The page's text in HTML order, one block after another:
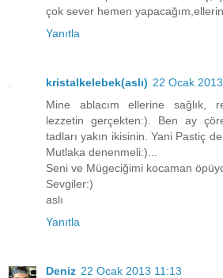
çok sever hemen
Yanıtla
kristalkelebek(aslı) 22 Ocak
Mine ablacım ellerine sağlık,
lezzetin gerçekten:). Ben ay
tadları yakın ikisinin. Yani Pastiç
Mutlaka denenmeli:)...
Seni ve Mügeciğimi kocaman
Sevgiler:)
aslı
Yanıtla
Deniz 22 Ocak 2013 11:13